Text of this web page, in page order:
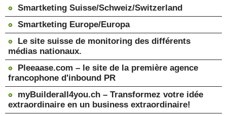
Smartketing Suisse/Schweiz/Switzerland
Smartketing Europe/Europa
Le site suisse de monitoring des différents
médias nationaux.
Pleeaase.com – le site de la première agence
francophone d'inbound PR
myBuilderall4you.ch – Transformez votre idée
extraordinaire en un business extraordinaire!